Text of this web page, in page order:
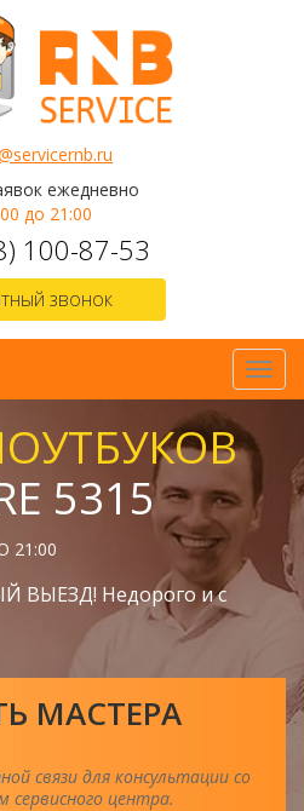
ежедневно
до 21:00
100-87-53
звонок
5315
21:00
ВЫЕЗД! Недорого и с
МАСТЕРА
связи для консультации со
сервисного центра.